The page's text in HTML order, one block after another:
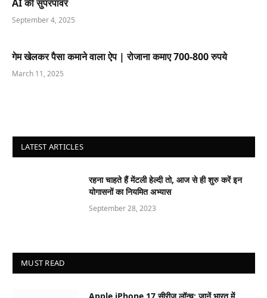
AI की सुपरपावर
September 4, 2025
गेम खेलकर पैसा कमाने वाला ऐप | रोजाना कमाए 700-800 रुपये
March 11, 2025
LATEST ARTICLES
रहना चाहते हैं मेंटली हेल्दी तो, आज से ही शुरु करें इन
योगासनों का नियमित अभ्यास
September 28, 2023
MUST READ